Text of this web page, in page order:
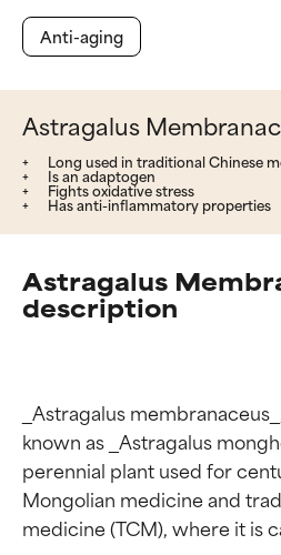
Anti-aging
Astragalus
Long used in traditional Chinese
Is an adaptogen
Fights oxidative stress
Has anti-inflammatory properties
Astragalus
description
_Astragalus
known as _Astragalus
perennial plant used for
Mongolian medicine and
medicine (TCM), where it is